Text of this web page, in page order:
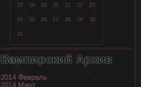
17 18 19 20 21 22 23
24 25 26 27 28 29 30
31
Вампирский Архив
2014 Февраль
2014 Март